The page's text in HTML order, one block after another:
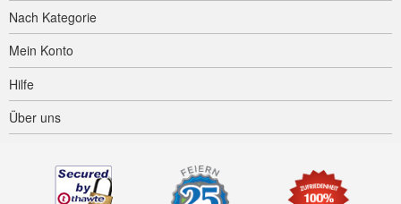
Nach Kategorie
Mein Konto
Hilfe
Über uns